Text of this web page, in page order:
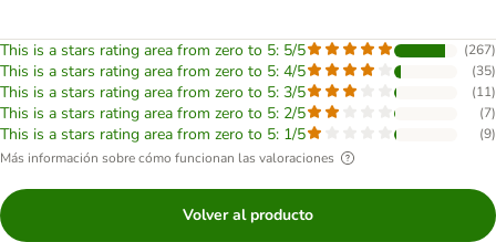
This is a stars rating area from zero to 5: 5/5 (267)
This is a stars rating area from zero to 5: 4/5 (35)
This is a stars rating area from zero to 5: 3/5 (11)
This is a stars rating area from zero to 5: 2/5 (7)
This is a stars rating area from zero to 5: 1/5 (9)
Más información sobre cómo funcionan las valoraciones
Volver al producto